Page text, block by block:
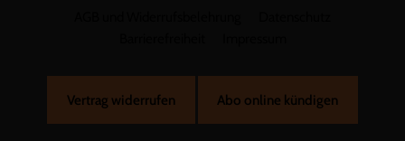
Vertrag widerrufen Abo online kündigen